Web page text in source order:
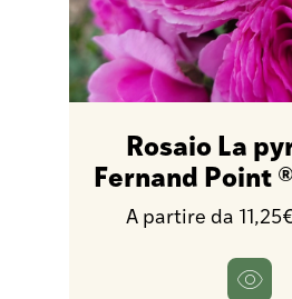
Rosaio La
Fernand Point
A partire da